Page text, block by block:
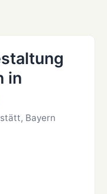
in
Bayern